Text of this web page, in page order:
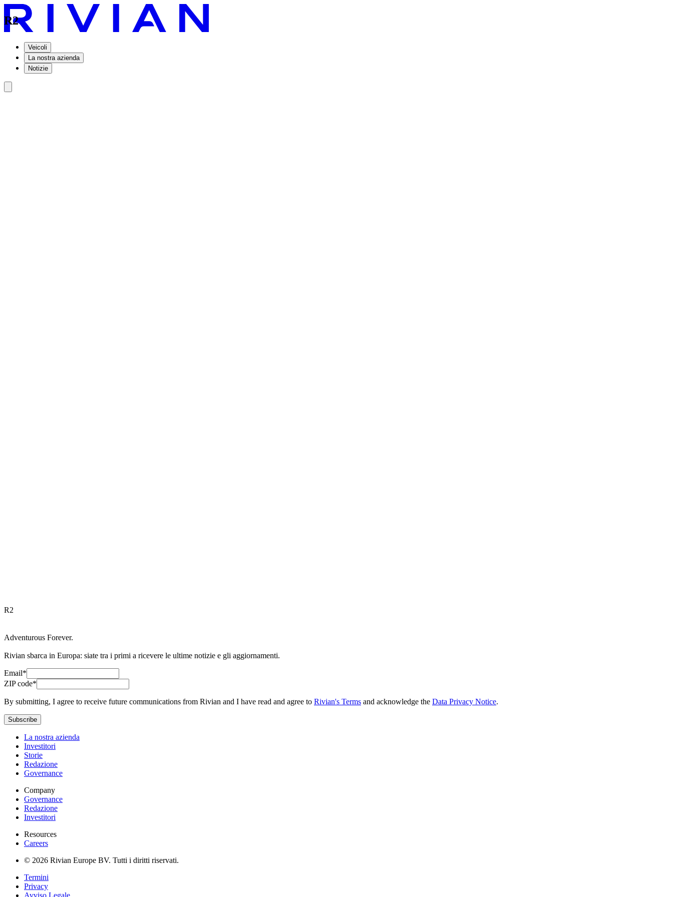
Veicoli
La nostra azienda
Notizie
R2
R2
Adventurous Forever.
Rivian sbarca in Europa: siate tra i primi a ricevere le ultime notizie e gli aggiornamenti.
Email*
ZIP code*
By submitting, I agree to receive future communications from Rivian and I have read and agree to Rivian's Terms and acknowledge the Data Privacy Notice.
Subscribe
La nostra azienda
Investitori
Storie
Redazione
Governance
Company
Governance
Redazione
Investitori
Resources
Careers
© 2026 Rivian Europe BV. Tutti i diritti riservati.
Termini
Privacy
Avviso Legale